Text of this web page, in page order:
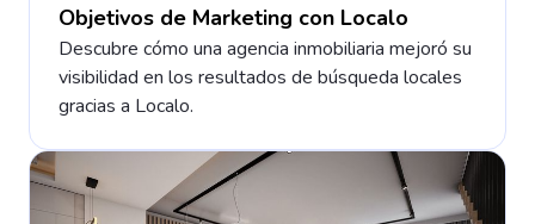
Objetivos de Marketing con Localo
Descubre cómo una agencia inmobiliaria mejoró su
visibilidad en los resultados de búsqueda locales
gracias a Localo.